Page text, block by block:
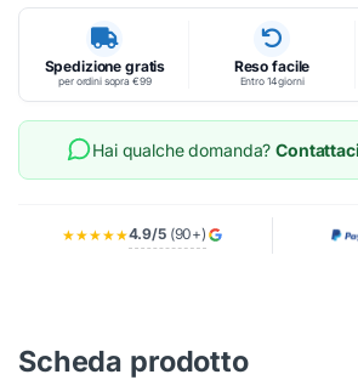
Spedizione gratis
per ordini sopra €99
Reso facile
Entro 14 giorni
Hai qualche domanda?
★★★★★4.9/5(90+)
Scheda prodotto